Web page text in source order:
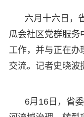
六月十六日，
瓜会社区党群服务
工作，并与正在办
交流。记者史晓波
6月16日，省